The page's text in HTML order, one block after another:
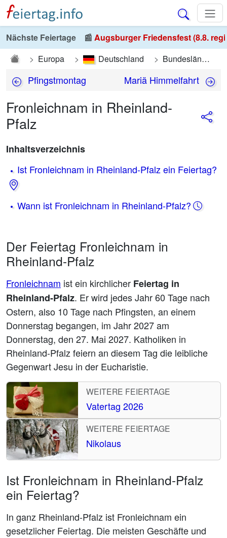
Nächste Feiertage 📰 Augsburger Friedensfest (8.8.
Europa
Deutschland Bundesländer
Pfingstmontag Mariä Himmelfahrt
Fronleichnam in Rheinland-
Pfalz
Inhaltsverzeichnis
Ist Fronleichnam in Rheinland-Pfalz ein Feiertag?
Wann ist Fronleichnam in Rheinland-Pfalz?
Der Feiertag Fronleichnam in
Rheinland-Pfalz
Fronleichnam ist ein kirchlicher Feiertag in
Rheinland-Pfalz. Er wird jedes Jahr 60 Tage nach
Ostern, also 10 Tage nach Pfingsten, an einem
Donnerstag begangen, im Jahr 2027 am
Donnerstag, den 27. Mai 2027. Katholiken in
Rheinland-Pfalz feiern an diesem Tag die leibliche
Gegenwart Jesu in der Eucharistie.
WEITERE FEIERTAGE
Vatertag 2026
WEITERE FEIERTAGE
Nikolaus
Ist Fronleichnam in Rheinland-Pfalz
ein Feiertag?
In ganz Rheinland-Pfalz ist Fronleichnam ein
gesetzlicher Feiertag. Die meisten Geschäfte und